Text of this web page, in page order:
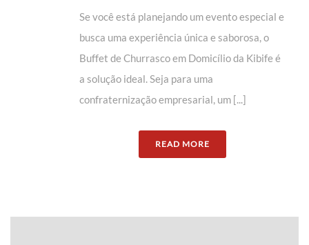
Se você está planejando um evento especial e
busca uma experiência única e saborosa, o
Buffet de Churrasco em Domicílio da Kibife é
a solução ideal. Seja para uma
confraternização empresarial, um [...]
READ MORE